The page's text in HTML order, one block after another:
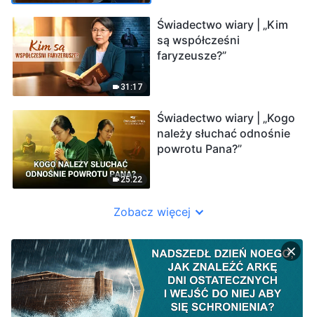
31:17
Świadectwo wiary | „Kim
są współcześni
faryzeusze?”
25:22
Świadectwo wiary | „Kogo
należy słuchać odnośnie
powrotu Pana?”
Zobacz więcej